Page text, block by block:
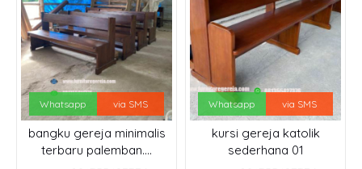
Whatsapp via SMS
bangku gereja minimalis
terbaru palemban....
Whatsapp via SMS
kursi gereja katolik
sederhana 01